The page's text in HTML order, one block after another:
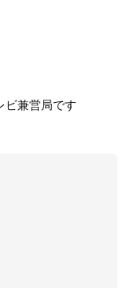
姶良霧島 86.7MHz、
ビ兼営局です